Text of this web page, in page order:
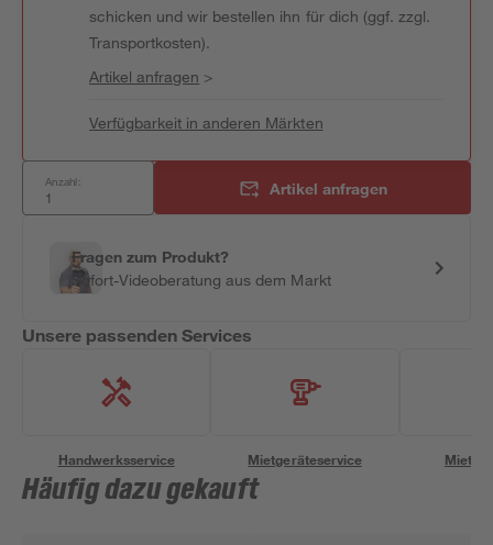
schicken und wir bestellen ihn für dich (ggf. zzgl.
Transportkosten).
Artikel anfragen >
Verfügbarkeit in anderen Märkten
Anzahl: Artikel anfragen
Fragen zum Produkt?
Sofort-Videoberatung aus dem Markt
Unsere passenden Services
Handwerksservice Mietgeräteservice
Häufig dazu gekauft